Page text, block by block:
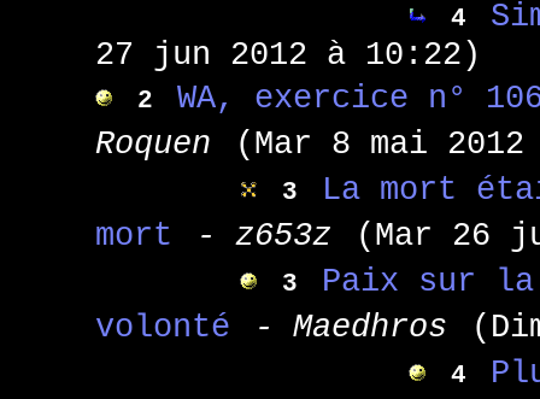
4
27 jun 2012 à 10:22)
2
WA, exercice n°
Roquen
(Mar 8 mai
3
La mort
mort
- z653z (Mar 26
3
Paix sur la
volonté
- Maedhros
4